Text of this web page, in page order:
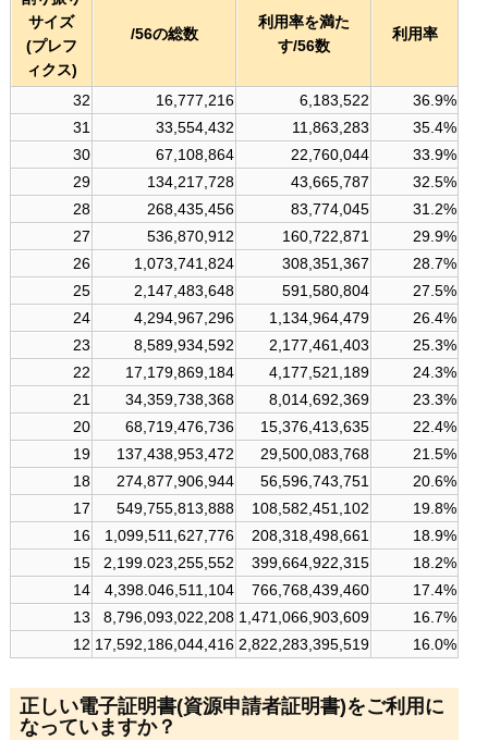
サイズ
(プレフ
ィクス)
/56の総数
利用率を満た
す/56数
利用率
32 16,777,216 6,183,522
36.9%
31
33,554,432 11,863,283
35.4%
30
67,108,864 22,760,044
33.9%
29
134,217,728 43,665,787
32.5%
28
268,435,456 83,774,045
31.2%
27
536,870,912 160,722,871
29.9%
26
1,073,741,824 308,351,367
28.7%
25
2,147,483,648 591,580,804
27.5%
24
4,294,967,296 1,134,964,479
26.4%
23
8,589,934,592 2,177,461,403
25.3%
22
17,179,869,184 4,177,521,189
24.3%
21
34,359,738,368 8,014,692,369
23.3%
20
68,719,476,736 15,376,413,635
22.4%
19
137,438,953,472 29,500,083,768
21.5%
18
274,877,906,944 56,596,743,751
20.6%
17
549,755,813,888 108,582,451,102
19.8%
16
1,099,511,627,776 208,318,498,661
18.9%
15
2,199.023,255,552 399,664,922,315
18.2%
14
4,398.046,511,104 766,768,439,460
17.4%
13
8,796,093,022,208 1,471,066,903,609
16.7%
12 17,592,186,044,416 2,822,283,395,519 16.0%
正しい電子証明書(資源申請者証明書)をご利用に
なっていますか？